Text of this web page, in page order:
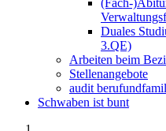
(Fach-
Duales
3.QE)
Arbeiten beim
Stellenangebote
audit
Schwaben ist bunt